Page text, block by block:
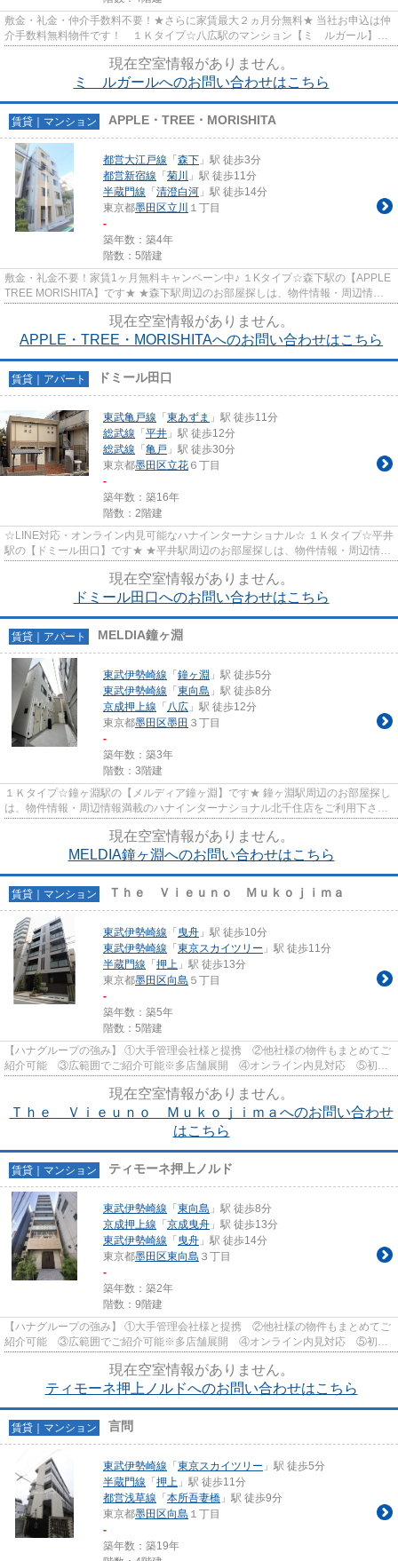
敷金・礼金・仲介手数料不要！★さらに家賃最大２ヵ月分無料★ 当社お申込は仲
介手数料無料物件です！ １Ｋタイプ☆八広駅のマンション【ミ ルガール】で
現在空室情報がありません。
ミ ルガールへのお問い合わせはこちら
賃貸｜マンション APPLE・TREE・MORISHITA
都営大江戸線 「 森下 」駅 徒歩3分
都営新宿線 「 菊川
」駅 徒歩11分
半蔵門線 「 清澄白河 」駅 徒歩14分
東京都墨田区立川 １丁目
-
築年数：築4年
階数：5階建
敷金・礼金不要！家賃1ヶ月無料キャンペーン中♪ １Kタイプ☆森下駅の【APPLE
TREE MORISHITA】です★ ★森下駅周辺のお部屋探しは、物件情報・周辺情報
現在空室情報がありません。
APPLE・TREE・MORISHITAへのお問い合わせはこちら
賃貸｜アパート ドミール田口
東武亀戸線 「 東あずま 」駅 徒歩11分
総武線 「 平井 」駅 徒歩12分
総武線 「 亀戸 」駅 徒歩30分
東京都墨田区立花 ６丁目
-
築年数：築16年
階数：2階建
☆LINE対応・オンライン内見可能なハナインターナショナル☆ １Ｋタイプ☆平井
駅の【ドミール田口】です★ ★平井駅周辺のお部屋探しは、物件情報・周辺情報
現在空室情報がありません。
ドミール田口へのお問い合わせはこちら
賃貸｜アパート MELDIA鐘ヶ淵
東武伊勢崎線 「 鐘ヶ淵 」駅 徒歩5分
東武伊勢崎線 「 東向島 」駅 徒歩8分
京成押上線 「 八広 」駅 徒歩12分
東京都墨田区墨田 ３丁目
-
築年数：築3年
階数：3階建
１Ｋタイプ☆鐘ヶ淵駅の【メルディア鐘ヶ淵】です★ 鐘ヶ淵駅周辺のお部屋探し
は、物件情報・周辺情報満載のハナインターナショナル北千住店をご利用下さ
現在空室情報がありません。
MELDIA鐘ヶ淵へのお問い合わせはこちら
賃貸｜マンション Ｔｈｅ Ｖｉｅｕｎｏ Ｍｕｋｏｊｉｍａ
東武伊勢崎線 「 曳舟 」駅 徒歩10分
東武伊勢崎線 「 東京スカイツリー 」駅 徒歩11分
半蔵門線 「 押上 」駅 徒歩13分
東京都墨田区向島 ５丁目
-
築年数：築5年
階数：5階建
【ハナグループの強み】 ①大手管理会社様と提携 ②他社様の物件もまとめてご
紹介可能 ③広範囲でご紹介可能※多店舗展開 ④オンライン内見対応 ⑤初期
現在空室情報がありません。
Ｔｈｅ Ｖｉｅｕｎｏ Ｍｕｋｏｊｉｍａへのお問い合わせ
はこちら
賃貸｜マンション ティモーネ押上ノルド
東武伊勢崎線 「 東向島 」駅 徒歩8分
京成押上線 「 京成曳舟 」駅 徒歩13分
東武伊勢崎線 「 曳舟 」駅 徒歩14分
東京都墨田区東向島 ３丁目
-
築年数：築2年
階数：9階建
【ハナグループの強み】 ①大手管理会社様と提携 ②他社様の物件もまとめてご
紹介可能 ③広範囲でご紹介可能※多店舗展開 ④オンライン内見対応 ⑤初期
現在空室情報がありません。
ティモーネ押上ノルドへのお問い合わせはこちら
賃貸｜マンション 言問
東武伊勢崎線 「 東京スカイツリー 」駅 徒歩5分
半蔵門線 「 押上 」駅 徒歩11分
都営浅草線 「 本所吾妻橋 」駅 徒歩9分
東京都墨田区向島 １丁目
-
築年数：築19年